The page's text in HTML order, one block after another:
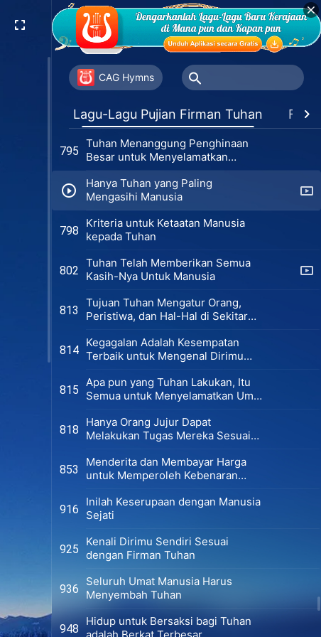
CAG Hymns
Lagu-Lagu Pujian Firman Tuhan
779
Perubahan Watak Pada Intinya
adalah Perubahan dalam Sifat
783
Cara Memperlakukan Amanat
Tuhan
794
Benar dan Nyata
795
Tuhan Menanggung Penghinaan
Besar untuk Menyelamatkan
Manusia
Hanya Tuhan yang Paling
Mengasihi Manusia
798
Kriteria untuk Ketaatan Manusia
kepada Tuhan
802
Tuhan Telah Memberikan Semua
Kasih-Nya Untuk Manusia
813
Tujuan Tuhan Mengatur Orang,
Peristiwa, dan Hal-Hal di Sekitar
814
Kegagalan Adalah Kesempatan
Terbaik untuk Mengenal Dirimu
815
Apa pun yang Tuhan Lakukan, Itu
Semua untuk Menyelamatkan Umat
818
Hanya Orang Jujur Dapat
Melakukan Tugas Mereka Sesuai
853
Menderita dan Membayar Harga
untuk Memperoleh Kebenaran
916
Inilah Keserupaan dengan Manusia
Sejati
925
Kenali Dirimu Sendiri Sesuai
dengan Firman Tuhan
936
Seluruh Umat Manusia Harus
Menyembah Tuhan
948
Hidup untuk Bersaksi bagi Tuhan